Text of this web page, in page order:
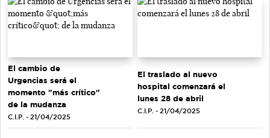
El cambio de
Urgencias será el
momento "más crítico"
de la mudanza
C.I.P. - 21/04/2025
El traslado al nuevo
hospital comenzará el
lunes 28 de abril
C.I.P. - 21/04/2025